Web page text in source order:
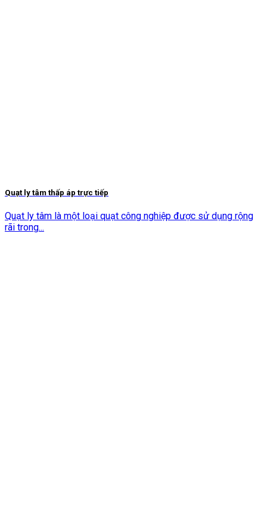
Quạt ly tâm thấp áp trực tiếp
Quạt ly tâm là một loại quạt công nghiệp được sử dụng rộng
rãi trong...